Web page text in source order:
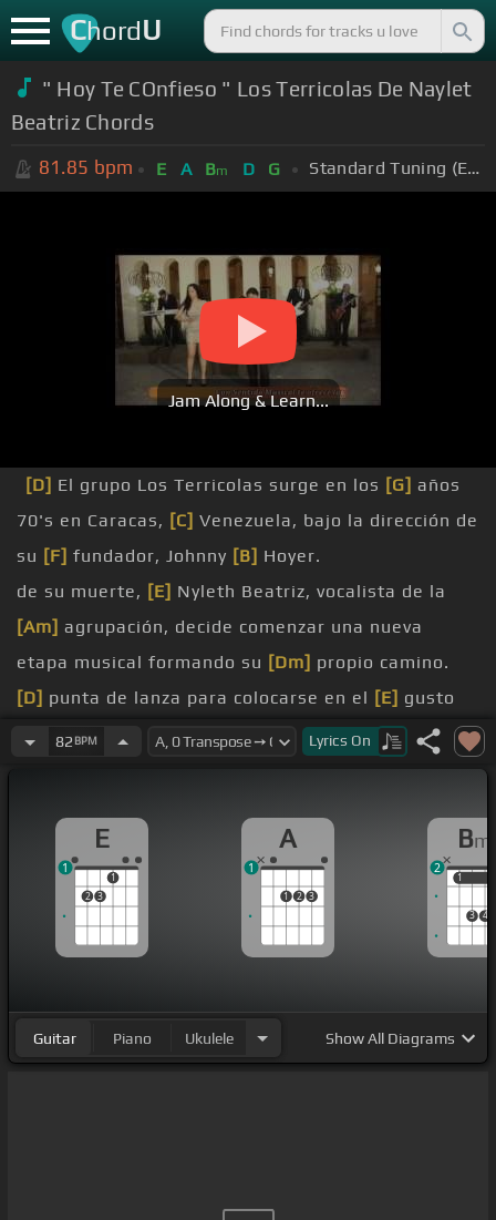
ChordU
" Hoy Te COnfieso " Los Terricolas De Naylet
Beatriz Chords
81.85 bpm E A Bm D G Standard Tuning (EADGBE)
Jam Along & Learn...
[D] El grupo Los Terricolas surge en los [G] años
70's en Caracas, [C] Venezuela, bajo la dirección de
su [F] fundador, Johnny [B] Hoyer.
de su muerte, [E] Nyleth Beatriz, vocalista de la
[Am] agrupación, decide comenzar una nueva
etapa musical formando su [Dm] propio camino.
[D] punta de lanza para colocarse en el [E] gusto
de la gente
Nyleth Beatriz y Sus Terricolas tienen cuatro
[F]como
Vivirás, Dos Cosas, Hoy te Confieso, Luto en el
Alma y muchos temas más.
[Am]
Que te has creído tú, canción [G#]
inédita que
discográfico.
82 BPM Lyrics On
E
2 3
1
1
A
1 2 3
1
Bm
1
3 4
1
2
Guitar Piano Ukulele ShowAll Diagrams